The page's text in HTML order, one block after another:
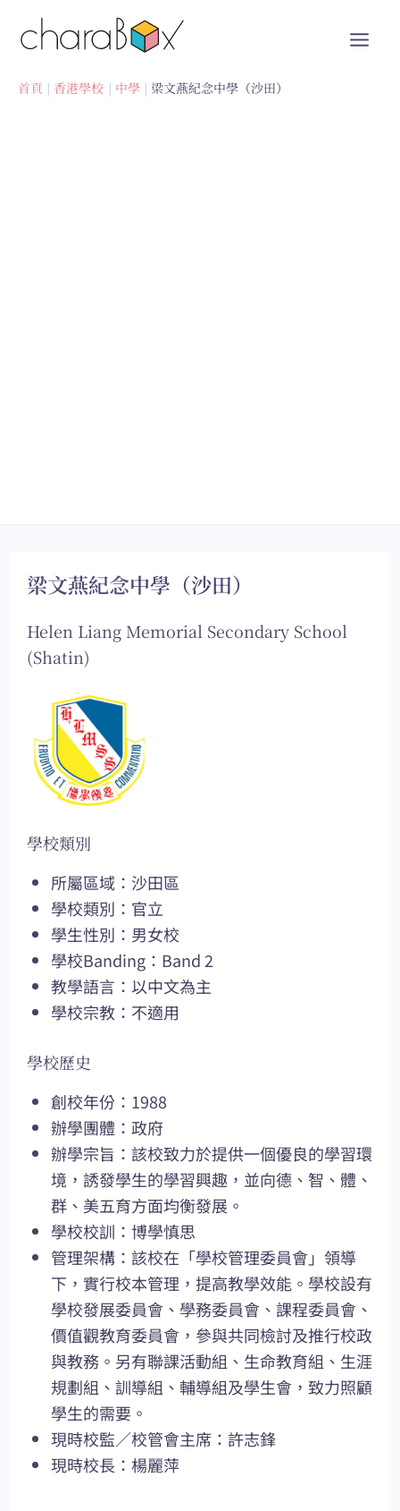
首頁 香港學校 中學 梁文燕紀念中學（沙田）
梁文燕紀念中學（沙田）
Helen Liang Memorial Secondary School
(Shatin)
學校類別
所屬區域：沙田區
學校類別：官立
學生性別：男女校
學校Banding：Band 2
教學語言：以中文為主
學校宗教：不適用
學校歷史
創校年份：1988
辦學團體：政府
辦學宗旨：該校致力於提供一個優良的學習環
境，誘發學生的學習興趣，並向德、智、體、
群、美五育方面均衡發展。
學校校訓：博學慎思
管理架構：該校在「學校管理委員會」領導
下，實行校本管理，提高教學效能。學校設有
學校發展委員會、學務委員會、課程委員會、
價值觀教育委員會，參與共同檢討及推行校政
與教務。另有聯課活動組、生命教育組、生涯
規劃組、訓導組、輔導組及學生會，致力照顧
學生的需要。
現時校監／校管會主席：許志鋒
現時校長：楊麗萍